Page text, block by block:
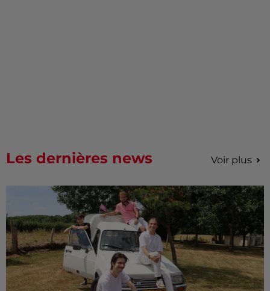
Les dernières news Voir plus